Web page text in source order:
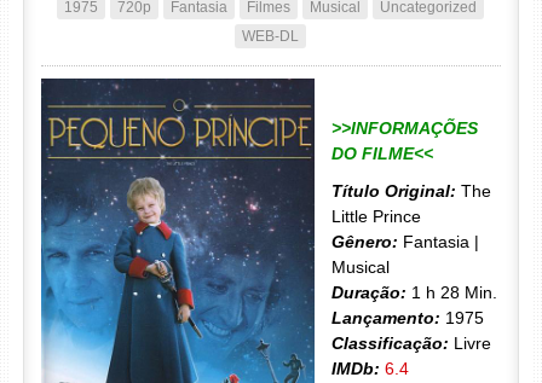
1975 720p Fantasia Filmes Musical
Uncategorized
WEB-DL
>>INFORMAÇÕES
DO FILME<<
Título Original: The
Little Prince
Gênero: Fantasia |
Musical
Duração: 1 h 28 Min.
Lançamento: 1975
Classificação: Livre
IMDb: 6.4